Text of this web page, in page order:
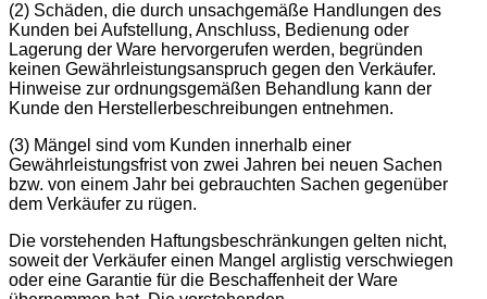
(2) Schäden, die durch unsachgemäße Handlungen des
Kunden bei Aufstellung, Anschluss, Bedienung oder
Lagerung der Ware hervorgerufen werden, begründen
keinen Gewährleistungsanspruch gegen den Verkäufer.
Hinweise zur ordnungsgemäßen Behandlung kann der
Kunde den Herstellerbeschreibungen entnehmen.
(3) Mängel sind vom Kunden innerhalb einer
Gewährleistungsfrist von zwei Jahren bei neuen Sachen
bzw. von einem Jahr bei gebrauchten Sachen gegenüber
dem Verkäufer zu rügen.
Die vorstehenden Haftungsbeschränkungen gelten nicht,
soweit der Verkäufer einen Mangel arglistig verschwiegen
oder eine Garantie für die Beschaffenheit der Ware